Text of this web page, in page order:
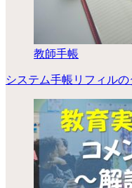
教師手帳
システム手帳リフィル